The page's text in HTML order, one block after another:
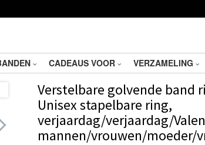
CADEAUS VOOR VERZAMELING
Verstelbare golvende band
Unisex stapelbare ring,
verjaardag/verjaardag/
mannen/vrouwen/moeder/